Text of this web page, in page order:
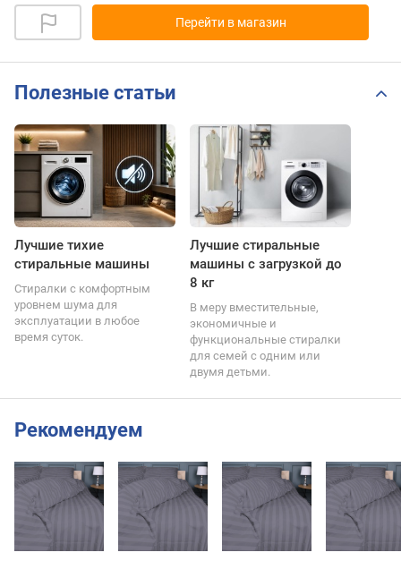
Перейти в магазин
Полезные статьи
Лучшие тихие
стиральные машины
Стиралки с комфортным
уровнем шума для
эксплуатации в любое
время суток.
Лучшие стиральные
машины с загрузкой до
8 кг
В меру вместительные,
экономичные и
функциональные стиралки
для семей с одним или
двумя детьми.
Рекомендуем